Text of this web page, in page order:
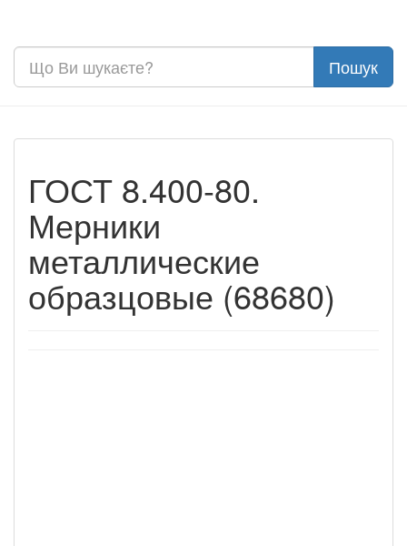
ГОСТ 8.400-80.
Мерники
металлические
образцовые (68680)